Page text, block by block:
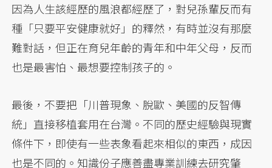
因為人生該經歷的風浪都經歷了，對兒孫輩反而有
種「只要平安健康就好」的釋然，有時並沒有那麼
難對話，但正在育兒年齡的青年和中年父母，反而
也是最害怕、最想要控制孩子的。
最後，不要把「川普現象、脫歐、美國的反智傳
統」直接移植套用在台灣。不同的歷史經驗與現實
條件下，即使有一些表象看起來相似的東西，成因
也是不同的。知識份子應善盡專業訓練去研究肇